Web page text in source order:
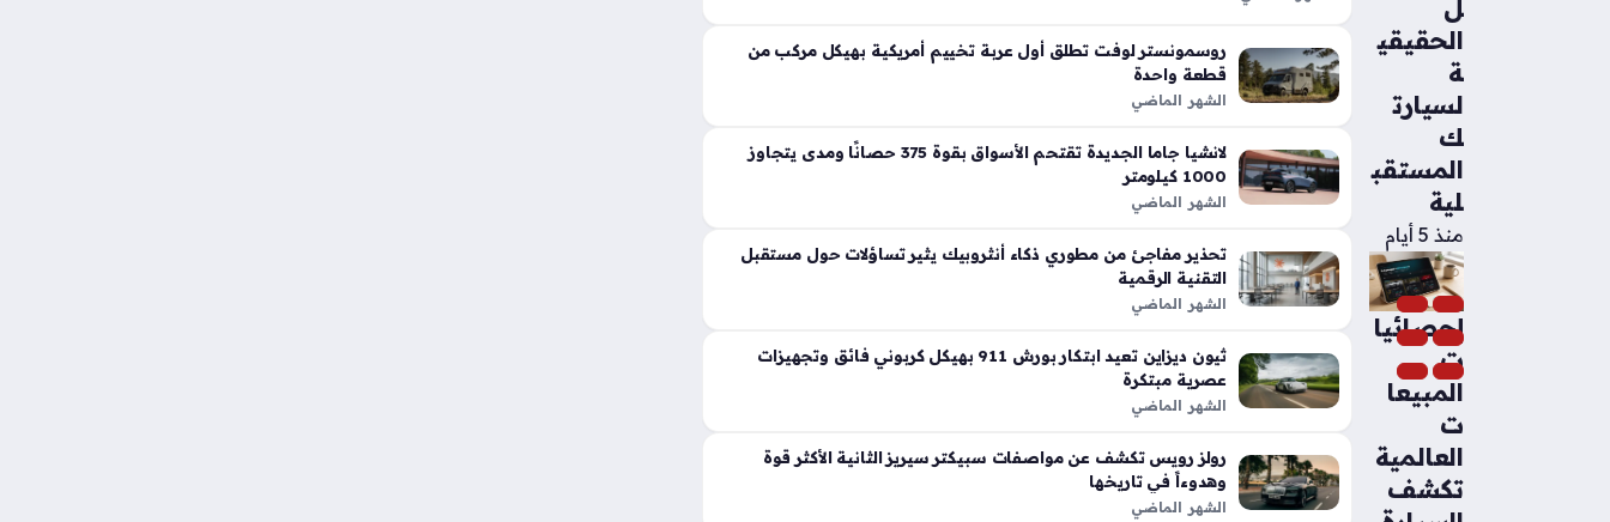
ل
الحقيقي
ة
لسيارت
ك
المستقب
لية
منذ 5 أيام
إحصائيا
ت
المبيعا
ت
العالمية
تكشف
الأداء التقليدية في شاحنات البيك أب، إذ ارتقت بهذه الفئة إلى مستويات غير مسبوقة
بفضل تعديلات…
روسمونستر لوفت تطلق أول عربة تخييم أمريكية بهيكل مركب من
قطعة واحدة
الشهر الماضي
لانشيا جاما الجديدة تقتحم الأسواق بقوة 375 حصانًا ومدى يتجاوز
1000 كيلومتر
الشهر الماضي
تحذير مفاجئ من مطوري ذكاء أنثروبيك يثير تساؤلات حول مستقبل
التقنية الرقمية
الشهر الماضي
ثيون ديزاين تعيد ابتكار بورش 911 بهيكل كربوني فائق وتجهيزات
عصرية مبتكرة
الشهر الماضي
رولز رويس تكشف عن مواصفات سبيكتر سيريز الثانية الأكثر قوة
وهدوءاً في تاريخها
الشهر الماضي